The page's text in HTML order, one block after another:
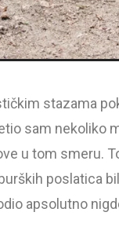
stazama
sam nekoliko
u tom smeru.
poslatica
apsolutno